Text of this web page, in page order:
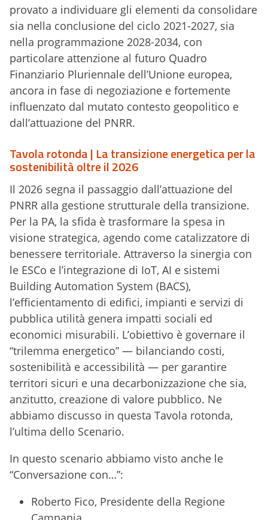
provato a individuare gli elementi da consolidare
sia nella conclusione del ciclo 2021-2027, sia
nella programmazione 2028-2034, con
particolare attenzione al futuro Quadro
Finanziario Pluriennale dell’Unione europea,
ancora in fase di negoziazione e fortemente
influenzato dal mutato contesto geopolitico e
dall’attuazione del PNRR.
Tavola rotonda | La transizione energetica per la
sostenibilità oltre il 2026
Il 2026 segna il passaggio dall’attuazione del
PNRR alla gestione strutturale della transizione.
Per la PA, la sfida è trasformare la spesa in
visione strategica, agendo come catalizzatore di
benessere territoriale. Attraverso la sinergia con
le ESCo e l’integrazione di IoT, AI e sistemi
Building Automation System (BACS),
l’efficientamento di edifici, impianti e servizi di
pubblica utilità genera impatti sociali ed
economici misurabili. L’obiettivo è governare il
“trilemma energetico” — bilanciando costi,
sostenibilità e accessibilità — per garantire
territori sicuri e una decarbonizzazione che sia,
anzitutto, creazione di valore pubblico. Ne
abbiamo discusso in questa Tavola rotonda,
l’ultima dello Scenario.
In questo scenario abbiamo visto anche le
“Conversazione con…”:
Roberto Fico, Presidente della Regione